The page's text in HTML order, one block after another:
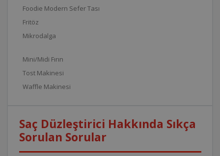
Foodie Modern Sefer Tası
Fritöz
Mikrodalga
Mini/Midi Fırın
Tost Makinesi
Waffle Makinesi
Saç Düzleştirici Hakkında Sıkça
Sorulan Sorular